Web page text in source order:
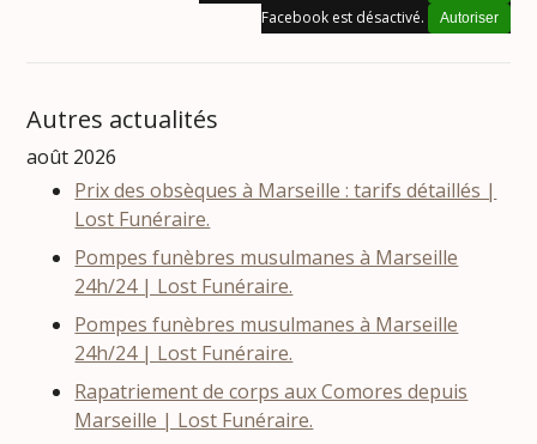
Facebook est désactivé. Autoriser
Autres actualités
août 2026
Prix des obsèques à Marseille : tarifs détaillés |
Lost Funéraire.
Pompes funèbres musulmanes à Marseille
24h/24 | Lost Funéraire.
Pompes funèbres musulmanes à Marseille
24h/24 | Lost Funéraire.
Rapatriement de corps aux Comores depuis
Marseille | Lost Funéraire.